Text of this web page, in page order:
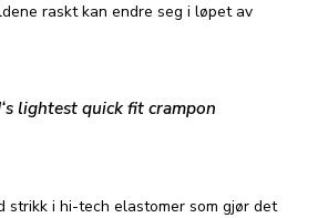
raskt kan endre seg i løpet av
lightest quick fit crampon
strikk i hi-tech elastomer som gjør det